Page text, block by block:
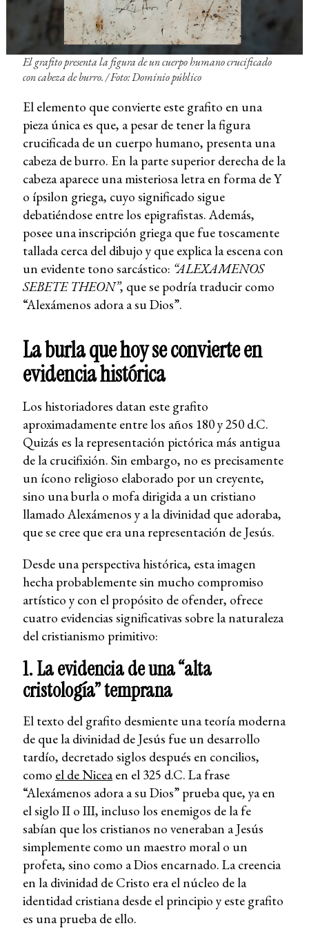
El grafito presenta la figura de un cuerpo humano crucificado
con cabeza de burro. / Foto: Dominio público
El elemento que convierte este grafito en una
pieza única es que, a pesar de tener la figura
crucificada de un cuerpo humano, presenta una
cabeza de burro. En la parte superior derecha de la
cabeza aparece una misteriosa letra en forma de Y
o ípsilon griega, cuyo significado sigue
debatiéndose entre los epigrafistas. Además,
posee una inscripción griega que fue toscamente
tallada cerca del dibujo y que explica la escena con
un evidente tono sarcástico: “ALEXAMENOS
SEBETE THEON”, que se podría traducir como
“Alexámenos adora a su Dios”.
La burla que hoy se convierte en
evidencia histórica
Los historiadores datan este grafito
aproximadamente entre los años 180 y 250 d.C.
Quizás es la representación pictórica más antigua
de la crucifixión. Sin embargo, no es precisamente
un ícono religioso elaborado por un creyente,
sino una burla o mofa dirigida a un cristiano
llamado Alexámenos y a la divinidad que adoraba,
que se cree que era una representación de Jesús.
Desde una perspectiva histórica, esta imagen
hecha probablemente sin mucho compromiso
artístico y con el propósito de ofender, ofrece
cuatro evidencias significativas sobre la naturaleza
del cristianismo primitivo:
1. La evidencia de una “alta
cristología” temprana
El texto del grafito desmiente una teoría moderna
de que la divinidad de Jesús fue un desarrollo
tardío, decretado siglos después en concilios,
como el de Niceaen el 325 d.C. La frase
“Alexámenos adora a su Dios” prueba que, ya en
el siglo II o III, incluso los enemigos de la fe
sabían que los cristianos no veneraban a Jesús
simplemente como un maestro moral o un
profeta, sino como a Dios encarnado. La creencia
en la divinidad de Cristo era el núcleo de la
identidad cristiana desde el principio y este grafito
es una prueba de ello.